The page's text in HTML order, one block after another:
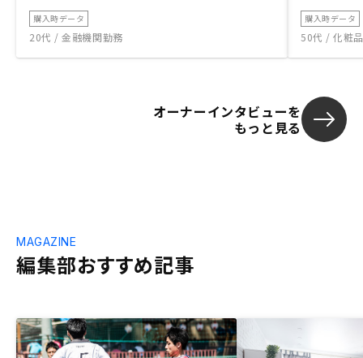
ると良いと思います。 また、新参の投資
家（投資初心者）を対象として、株主優待
制度を設けて、株式から不動産投資へ流入
させる仕掛けを作るのはどうでしょう。
ファンド金利の優遇（記載金利プラス
0.5%とか） ・物件購入時に地震保険付き
購入時データ
20代 / 金融機関勤務
購入時データ
50代 / 化粧
オーナーインタビューを
もっと見る
編集部おすすめ記事
MAGAZINE